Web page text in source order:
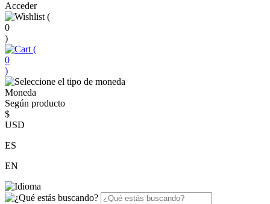
Acceder
(
0
)
(
0
)
Moneda
Según producto
$
USD
ES
EN